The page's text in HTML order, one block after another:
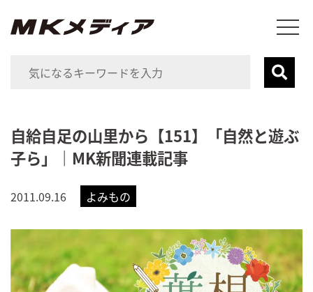
自給自足の山里から【151】「自然と遊ぶ
子ら」｜MK新聞連載記事
2011.09.16 よみもの